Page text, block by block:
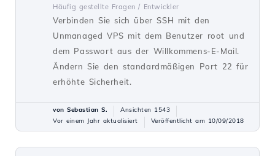
Häufig gestellte Fragen / Entwickler
Verbinden Sie sich über SSH mit den
Unmanaged VPS mit dem Benutzer root und
dem Passwort aus der Willkommens-E-Mail.
Ändern Sie den standardmäßigen Port 22 für
erhöhte Sicherheit.
von Sebastian S.
Ansichten 1543
Vor einem Jahr aktualisiert
Veröffentlicht am 10/09/2018